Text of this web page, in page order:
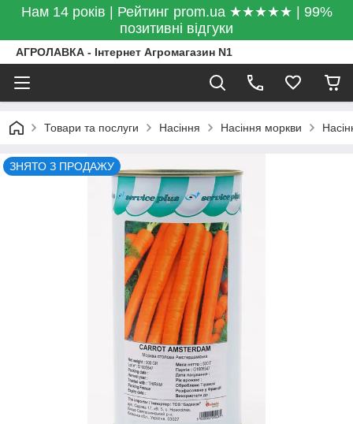
Нам 14 років | Рейтинг prom.ua ★★★★★ | 99%
позитивні відгуки
АГРОЛАВКА - Інтернет Агромагазин N1
Товари та послуги Насіння Насіння моркви
ЗНЯТО З ПРОДАЖУ